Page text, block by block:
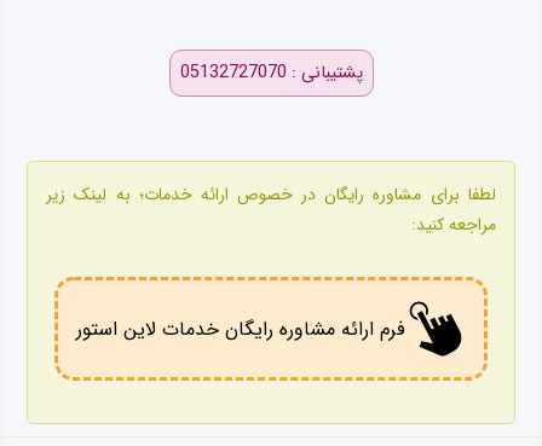
پشتیبانی : 05132727070
لطفا برای مشاوره رایگان در خصوص ارائه خدمات؛ به لینک زیر
مراجعه کنید:
فرم ارائه مشاوره رایگان خدمات لاین استور